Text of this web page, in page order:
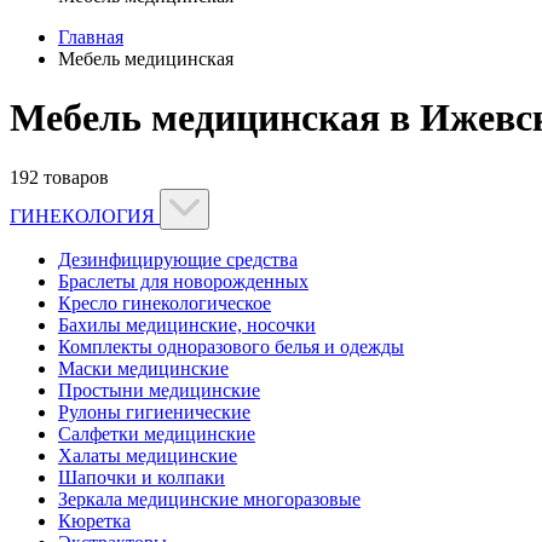
Главная
Мебель медицинская
Мебель медицинская в
192 товаров
ГИНЕКОЛОГИЯ
Дезинфицирующие средства
Браслеты для новорожденных
Кресло гинекологическое
Бахилы медицинские, носочки
Комплекты одноразового белья и одежды
Маски медицинские
Простыни медицинские
Рулоны гигиенические
Салфетки медицинские
Халаты медицинские
Шапочки и колпаки
Зеркала медицинские многоразовые
Кюретка